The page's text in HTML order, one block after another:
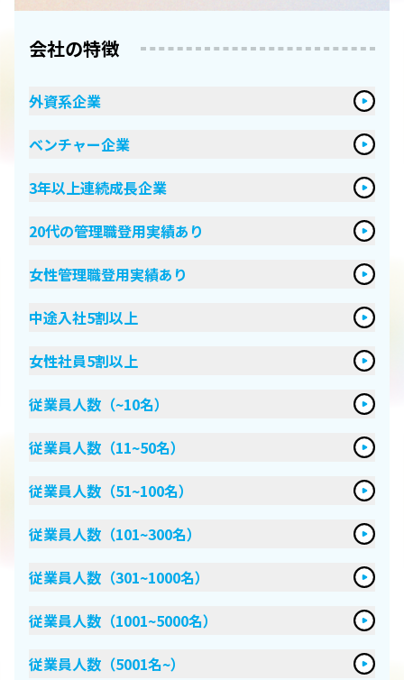
会社の特徴
外資系企業
ベンチャー企業
3年以上連続成長企業
20代の管理職登用実績あり
女性管理職登用実績あり
中途入社5割以上
女性社員5割以上
従業員人数（~10名）
従業員人数（11~50名）
従業員人数（51~100名）
従業員人数（101~300名）
従業員人数（301~1000名）
従業員人数（1001~5000名）
従業員人数（5001名~）